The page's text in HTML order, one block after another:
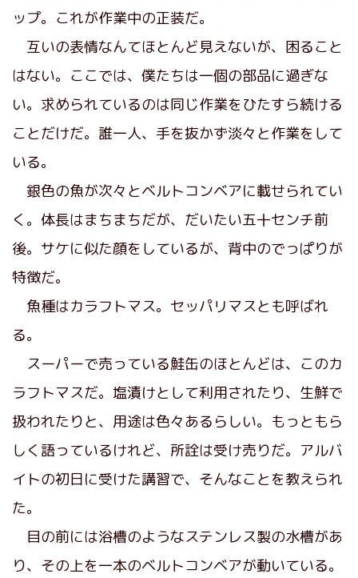
ップ。これが作業中の正装だ。
互いの表情なんてほとんど見えないが、困ること
はない。ここでは、僕たちは一個の部品に過ぎな
い。求められているのは同じ作業をひたすら続ける
ことだけだ。誰一人、手を抜かず淡々と作業をして
いる。
銀色の魚が次々とベルトコンベアに載せられてい
く。体長はまちまちだが、だいたい五十センチ前
後。サケに似た顔をしているが、背中のでっぱりが
特徴だ。
魚種はカラフトマス。セッパリマスとも呼ばれ
る。
スーパーで売っている鮭缶のほとんどは、このカ
ラフトマスだ。塩漬けとして利用されたり、生鮮で
扱われたりと、用途は色々あるらしい。もっともら
しく語っているけれど、所詮は受け売りだ。アルバ
イトの初日に受けた講習で、そんなことを教えられ
た。
目の前には浴槽のようなステンレス製の水槽があ
り、その上を一本のベルトコンベアが動いている。